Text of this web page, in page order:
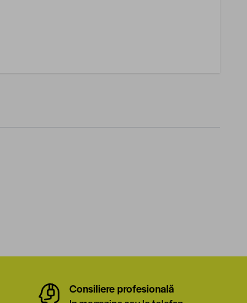
Consiliere profesională